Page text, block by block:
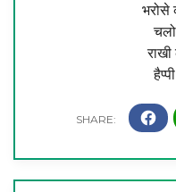
भरोसे